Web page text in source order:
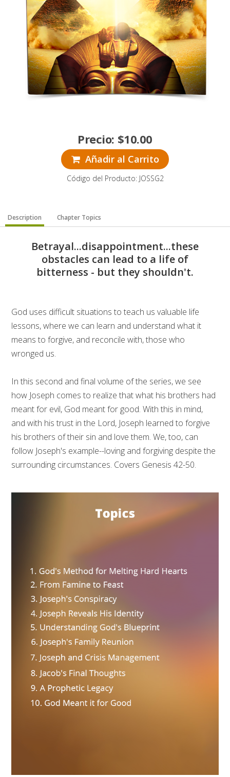
Precio: $10.00
Añadir al Carrito
Código del Producto: JOSSG2
Description Chapter Topics
Betrayal...disappointment...these
obstacles can lead to a life of
bitterness - but they shouldn't.
God uses difficult situations to teach us valuable life
lessons, where we can learn and understand what it
means to forgive, and reconcile with, those who
wronged us.
In this second and final volume of the series, we see
how Joseph comes to realize that what his brothers had
meant for evil, God meant for good. With this in mind,
and with his trust in the Lord, Joseph learned to forgive
his brothers of their sin and love them. We, too, can
follow Joseph's example--loving and forgiving despite the
surrounding circumstances. Covers Genesis 42-50.